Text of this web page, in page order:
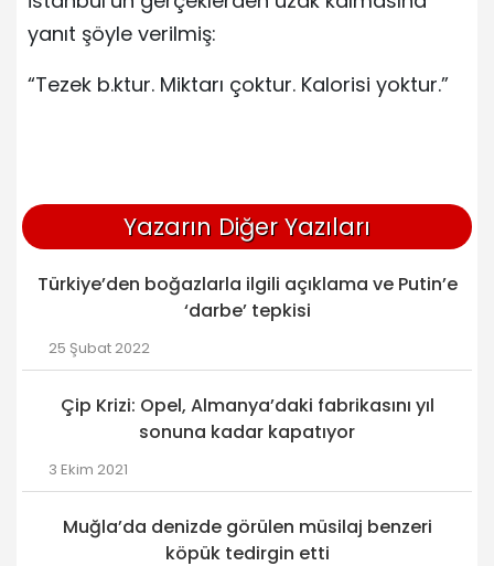
yanıt şöyle verilmiş:
“Tezek b.ktur. Miktarı çoktur. Kalorisi yoktur.”
Yazarın Diğer Yazıları
Türkiye’den boğazlarla ilgili açıklama ve Putin’e
‘darbe’ tepkisi
25 Şubat 2022
Çip Krizi: Opel, Almanya’daki fabrikasını yıl
sonuna kadar kapatıyor
3 Ekim 2021
Muğla’da denizde görülen müsilaj benzeri
köpük tedirgin etti